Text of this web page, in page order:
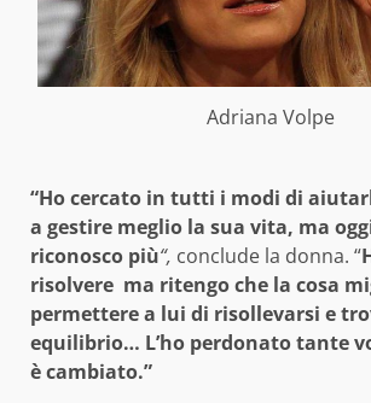
Adriana Volpe
“Ho cercato in tutti i modi di
a gestire meglio la sua vita, ma
riconosco più“, conclude la donna. “
risolvere ma ritengo che la cosa
permettere a lui di risollevarsi e
equilibrio… L’ho perdonato tante
è cambiato.”